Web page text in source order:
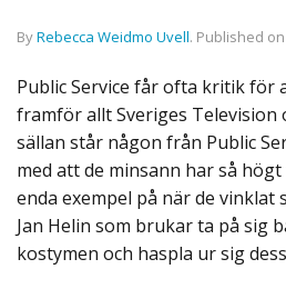
ByRebecca Weidmo Uvell. Published on
Public Service får ofta kritik för
framför allt Sveriges Television
sällan står någon från Public
med att de minsann har så
enda exempel på när de vinklat
Jan Helin som brukar ta på sig
kostymen och haspla ur sig